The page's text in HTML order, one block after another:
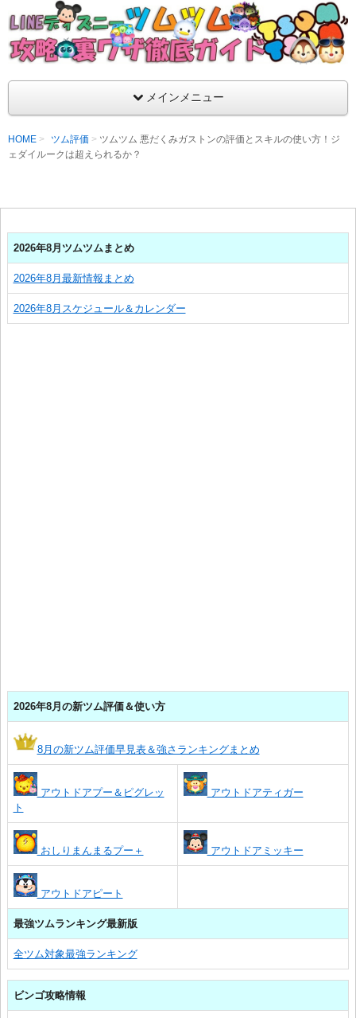
LINEディズニー ツムツム攻略・裏ワザ徹底
支持率No1！痒いところに手が届くツムツム攻略サイト！新ツ
ラ評価も丁寧に解説！ツムツムを120％楽しめるサイトを目指し
メインメニュー
HOME ツム評価
ツムツム 悪だくみガストンの評価とスキルの使い方！ジ
ェダイルークは超えられるか？
2026年8月ツムツムまとめ
2026年8月最新情報まとめ
2026年8月スケジュール＆カレンダー
2026年8月の新ツム評価＆使い方
8月の新ツム評価早見表＆強さランキングまとめ
アウトドアプー＆ピグレッ
ト
アウトドアティガー
おしりまんまるプー＋ アウトドアミッキー
アウトドアピート
最強ツムランキング最新版
全ツム対象最強ランキング
ビンゴ攻略情報